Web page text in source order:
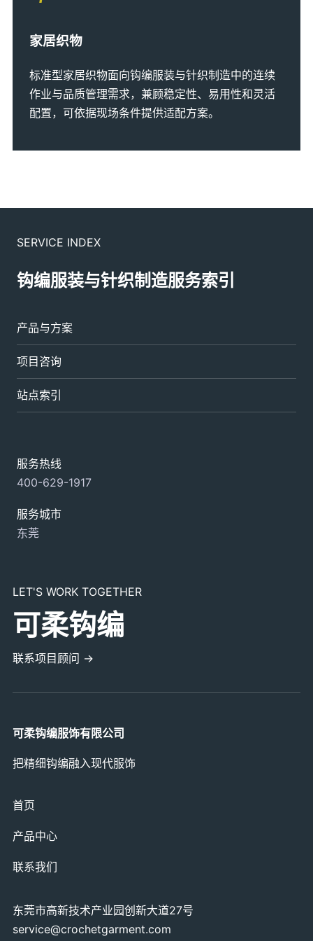
家居织物
标准型家居织物面向钩编服装与针织制造中的连续
作业与品质管理需求，兼顾稳定性、易用性和灵活
配置，可依据现场条件提供适配方案。
SERVICE INDEX
钩编服装与针织制造服务索引
产品与方案
项目咨询
站点索引
服务热线
400-629-1917
服务城市
东莞
LET'S WORK TOGETHER
可柔钩编
联系项目顾问 →
可柔钩编服饰有限公司
把精细钩编融入现代服饰
首页
产品中心
联系我们
东莞市高新技术产业园创新大道27号
service@crochetgarment.com